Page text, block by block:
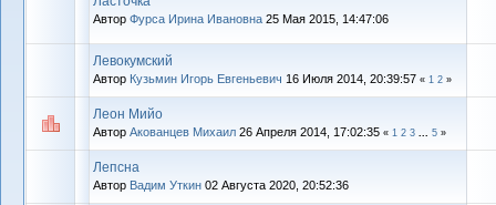
Автор Фурса Ирина Ивановна 25 Мая 2015, 14:47:06
Левокумский
Автор Кузьмин Игорь Евгеньевич 16 Июля 2014, 20:39:57 « 1 2 »
Леон Мийо
Автор Акованцев Михаил 26 Апреля 2014, 17:02:35 « 1 2 3 5 »
Лепсна
Автор Вадим Уткин 02 Августа 2020, 20:52:36